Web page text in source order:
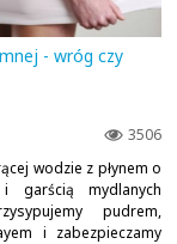
- wróg czy
3506
wodzie z płynem o
garścią mydlanych
pudrem,
i zabezpieczamy